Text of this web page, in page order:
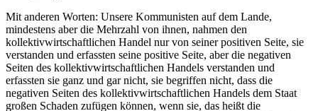
Mit anderen Worten: Unsere Kommunisten auf dem Lande,
mindestens aber die Mehrzahl von ihnen, nahmen den
kollektivwirtschaftlichen Handel nur von seiner positiven Seite, sie
verstanden und erfassten seine positive Seite, aber die negativen
Seiten des kollektivwirtschaftlichen Handels verstanden und
erfassten sie ganz und gar nicht, sie begriffen nicht, dass die
negativen Seiten des kollektivwirtschaftlichen Handels dem Staat
großen Schaden zufügen können, wenn sie, das heißt die